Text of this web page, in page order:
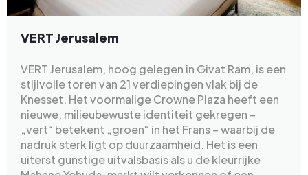
VERT Jerusalem
VERT Jerusalem, hoog gelegen in Givat Ram, is een
stijlvolle toren van 21 verdiepingen vlak bij de
Knesset. Het voormalige Crowne Plaza heeft een
nieuwe, milieubewuste identiteit gekregen –
„vert“ betekent „groen“ in het Frans – waarbij de
nadruk sterk ligt op duurzaamheid. Het is een
uiterst gunstige uitvalsbasis als u de kleurrijke